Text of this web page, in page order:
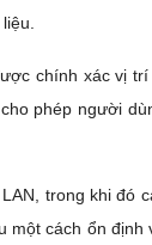
chính xác vị
phép người
trong khi đó
cách ổn